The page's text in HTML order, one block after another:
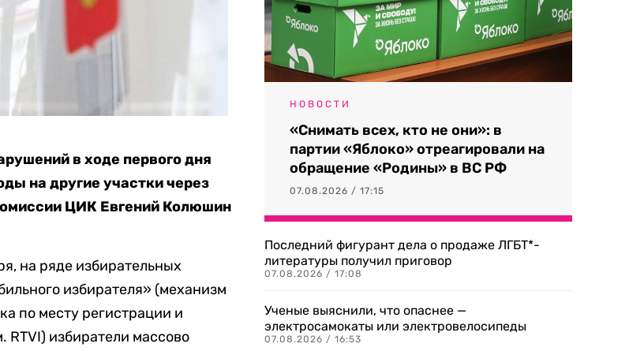
в ходе первого дня
на другие участки через
ЦИК Евгений Колюшин
на ряде избирательных
избирателя» (​​механизм
по месту регистрации и
избиратели массово
НОВОСТИ
«Снимать всех, кто не они»: в
партии «Яблоко» отреагировали на
обращение «Родины» в ВС РФ
07.08.2026 / 17:15
Последний фигурант дела о продаже ЛГБТ*-
литературы получил приговор
07.08.2026 / 17:08
Ученые выяснили, что опаснее —
электросамокаты или электровелосипеды
07.08.2026 / 16:53